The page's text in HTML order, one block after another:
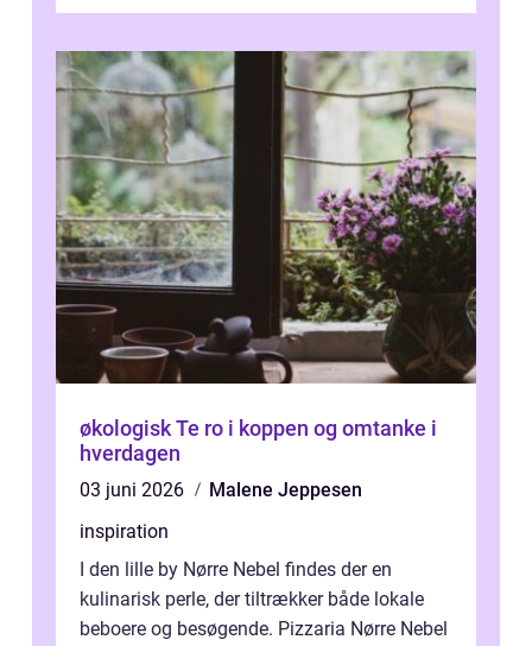
økologisk Te ro i koppen og omtanke i
hverdagen
03 juni 2026
Malene Jeppesen
inspiration
I den lille by Nørre Nebel findes der en
kulinarisk perle, der tiltrækker både lokale
beboere og besøgende. Pizzaria Nørre Nebel